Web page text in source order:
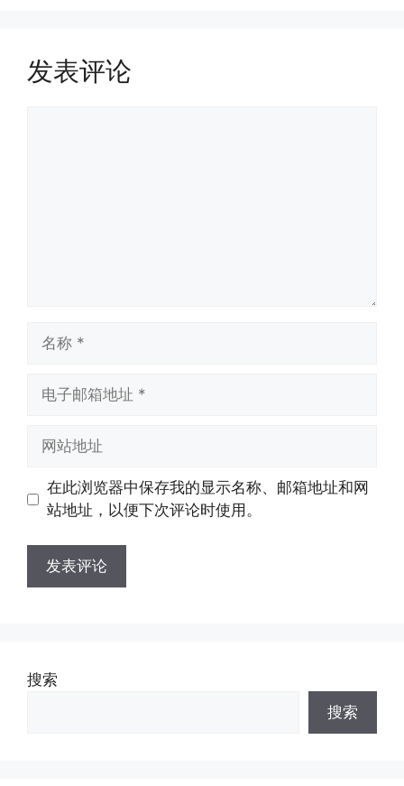
发表评论
址
址
在此浏览器中保存我的显示名称、邮箱地址和网
站地址，以便下次评论时使用。
搜索
搜索